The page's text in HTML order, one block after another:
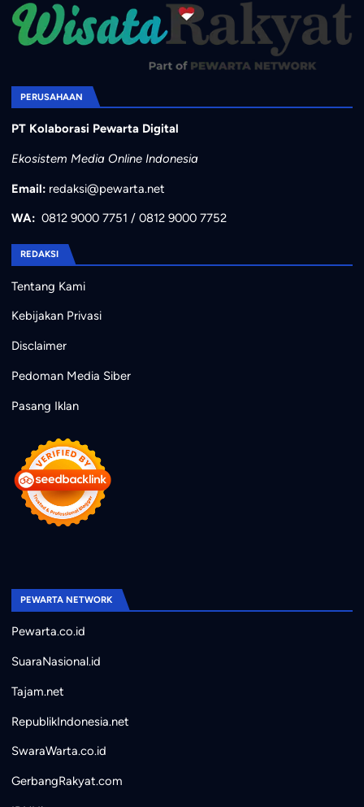
PERUSAHAAN
PT Kolaborasi Pewarta Digital
Ekosistem Media Online Indonesia
Email: redaksi@pewarta.net
WA: 0812 9000 7751 / 0812 9000 7752
REDAKSI
Tentang Kami
Kebijakan Privasi
Disclaimer
Pedoman Media Siber
Pasang Iklan
PEWARTA NETWORK
Pewarta.co.id
SuaraNasional.id
Tajam.net
RepublikIndonesia.net
SwaraWarta.co.id
GerbangRakyat.com